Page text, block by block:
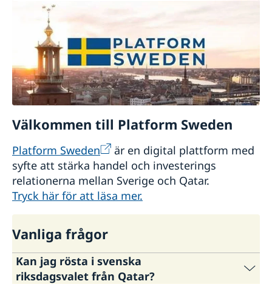
Välkommen till Platform Sweden
Platform Sweden
är en digital plattform med
syfte att stärka handel och investerings
relationerna mellan Sverige och Qatar.
Tryck här för att läsa mer.
Vanliga frågor
Kan jag rösta i svenska
riksdagsvalet från Qatar?